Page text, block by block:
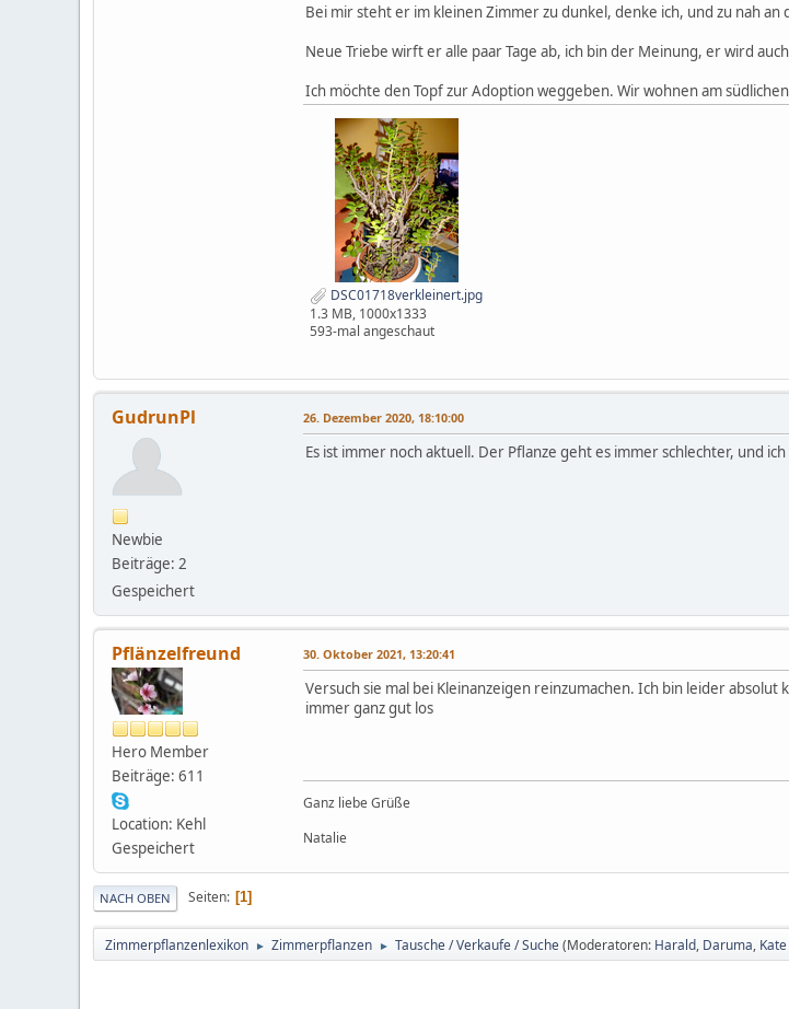
Bei mir steht er im kleinen Zimmer zu dunkel, denke ich, und zu nah
Neue Triebe wirft er alle paar Tage ab, ich bin der Meinung, er wird
Ich möchte den Topf zur Adoption weggeben. Wir wohnen am
DSC01718verkleinert.jpg
1.3 MB, 1000x1333
593-mal angeschaut
GudrunPl
Newbie
Beiträge: 2
Gespeichert
26. Dezember 2020, 18:10:00
Es ist immer noch aktuell. Der Pflanze geht es immer schlechter, und
Pflänzelfreund
Hero Member
Beiträge: 611
Location: Kehl
Gespeichert
30. Oktober 2021, 13:20:41
Versuch sie mal bei Kleinanzeigen reinzumachen. Ich bin leider
immer ganz gut los
Ganz liebe Grüße
Natalie
NACH OBEN Seiten 1
Zimmerpflanzenlexikon ► Zimmerpflanzen ► Tausche / Verkaufe / Suche(Moderatoren: Harald, Daruma,